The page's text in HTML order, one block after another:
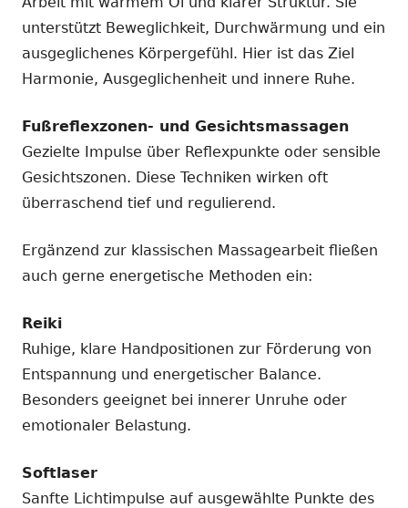
unterstützt Beweglichkeit, Durchwärmung und ein
ausgeglichenes Körpergefühl. Hier ist das Ziel
Harmonie, Ausgeglichenheit und innere Ruhe.
Fußreflexzonen- und Gesichtsmassagen
Gezielte Impulse über Reflexpunkte oder sensible
Gesichtszonen. Diese Techniken wirken oft
überraschend tief und regulierend.
Ergänzend zur klassischen Massagearbeit fließen
auch gerne energetische Methoden ein:
Reiki
Ruhige, klare Handpositionen zur Förderung von
Entspannung und energetischer Balance.
Besonders geeignet bei innerer Unruhe oder
emotionaler Belastung.
Softlaser
Sanfte Lichtimpulse auf ausgewählte Punkte des